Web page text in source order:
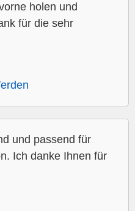
holen und
für die sehr
und passend für
Ich danke Ihnen für